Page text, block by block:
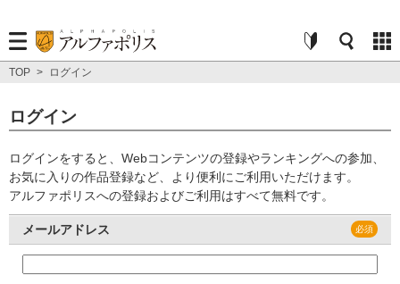
TOP > ログイン
ログイン
ログインをすると、Webコンテンツの登録やランキングへの参加、
お気に入りの作品登録など、より便利にご利用いただけます。
アルファポリスへの登録およびご利用はすべて無料です。
メールアドレス